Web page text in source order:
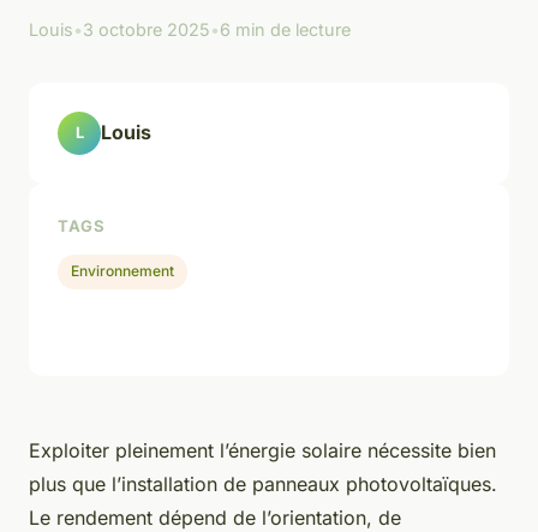
Louis•3 octobre 2025•6 min de lecture
Exploiter pleinement l’énergie solaire nécessite bien
plus que l’installation de panneaux photovoltaïques.
Le rendement dépend de l’orientation, de
L Louis
TAGS
Environnement